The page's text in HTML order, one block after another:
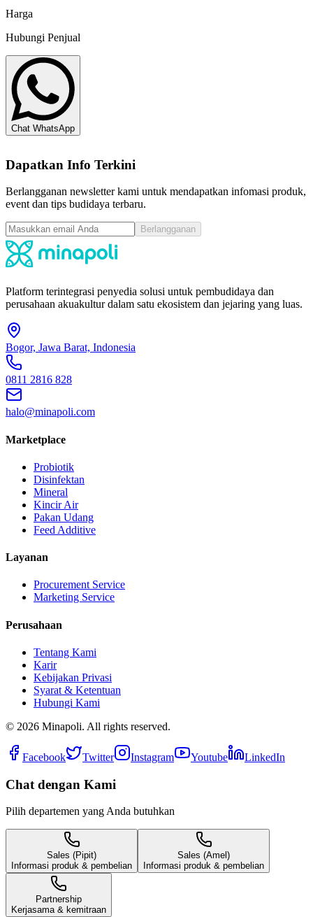
Harga
Hubungi Penjual
Chat WhatsApp
Dapatkan Info Terkini
Berlangganan newsletter kami untuk mendapatkan infomasi produk,
event dan tips budidaya terbaru.
Berlangganan
Platform terintegrasi penyedia solusi untuk pembudidaya dan
perusahaan akuakultur dalam satu ekosistem dan jejaring yang luas.
Bogor, Jawa Barat, Indonesia
0811 2816 828
halo@minapoli.com
Marketplace
Probiotik
Disinfektan
Mineral
Kincir Air
Pakan Udang
Feed Additive
Layanan
Procurement Service
Marketing Service
Perusahaan
Tentang Kami
Karir
Kebijakan Privasi
Syarat & Ketentuan
Hubungi Kami
© 2026 Minapoli. All rights reserved.
Facebook Twitter Instagram Youtube LinkedIn
Chat dengan Kami
Pilih departemen yang Anda butuhkan
Sales (Pipit)
Informasi produk & pembelian
Sales (Amel)
Informasi produk & pembelian
Partnership
Kerjasama & kemitraan